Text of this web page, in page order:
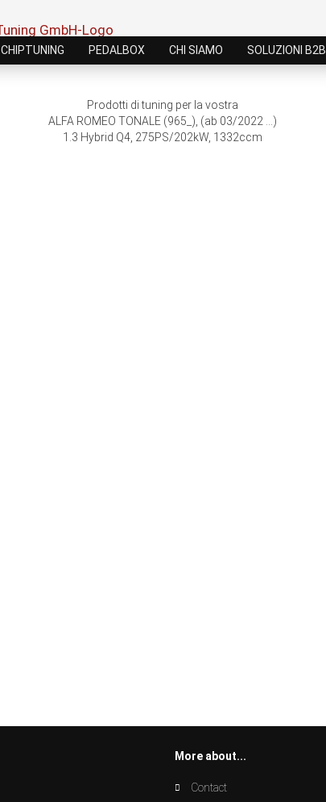
CHIPTUNING PEDALBOX CHI SIAMO SOLUZIONI B2B
Prodotti di tuning per la vostra
ALFA ROMEO TONALE (965_), (ab 03/2022 ...)
1.3 Hybrid Q4, 275PS/202kW, 1332ccm
More about...
Contact